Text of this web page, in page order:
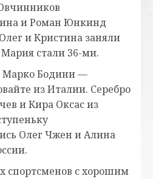
иРоман Юнкинд
и Кристина заняли
стали 36-ми.
Марко Бодини —
из Италии. Серебро
и Кира Оксас из
Олег Чжен и Алина
спортсменов с хорошим